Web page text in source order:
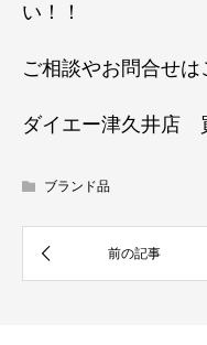
い！！
ご相談やお問合せは
ダイエー津久井店
ブランド品